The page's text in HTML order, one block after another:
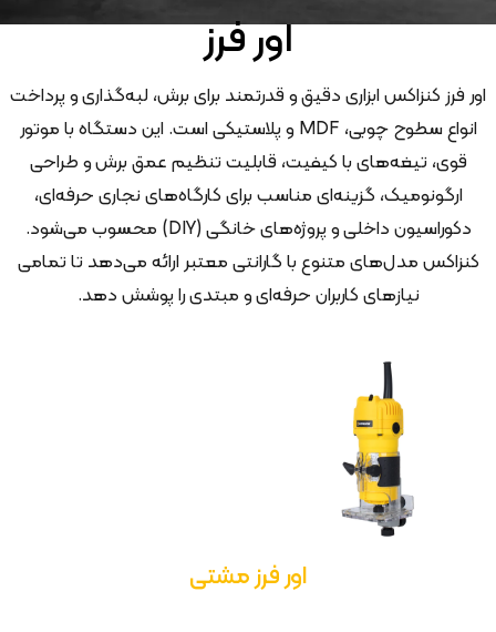
اور فرز
اور فرز کنزاکس ابزاری دقیق و قدرتمند برای برش، لبه‌گذاری و پرداخت
انواع سطوح چوبی، MDF و پلاستیکی است. این دستگاه با موتور
قوی، تیغه‌های با کیفیت، قابلیت تنظیم عمق برش و طراحی
ارگونومیک، گزینه‌ای مناسب برای کارگاه‌های نجاری حرفه‌ای،
دکوراسیون داخلی و پروژه‌های خانگی (DIY) محسوب می‌شود.
کنزاکس مدل‌های متنوع با گارانتی معتبر ارائه می‌دهد تا تمامی
نیازهای کاربران حرفه‌ای و مبتدی را پوشش دهد.
اور فرز مشتی